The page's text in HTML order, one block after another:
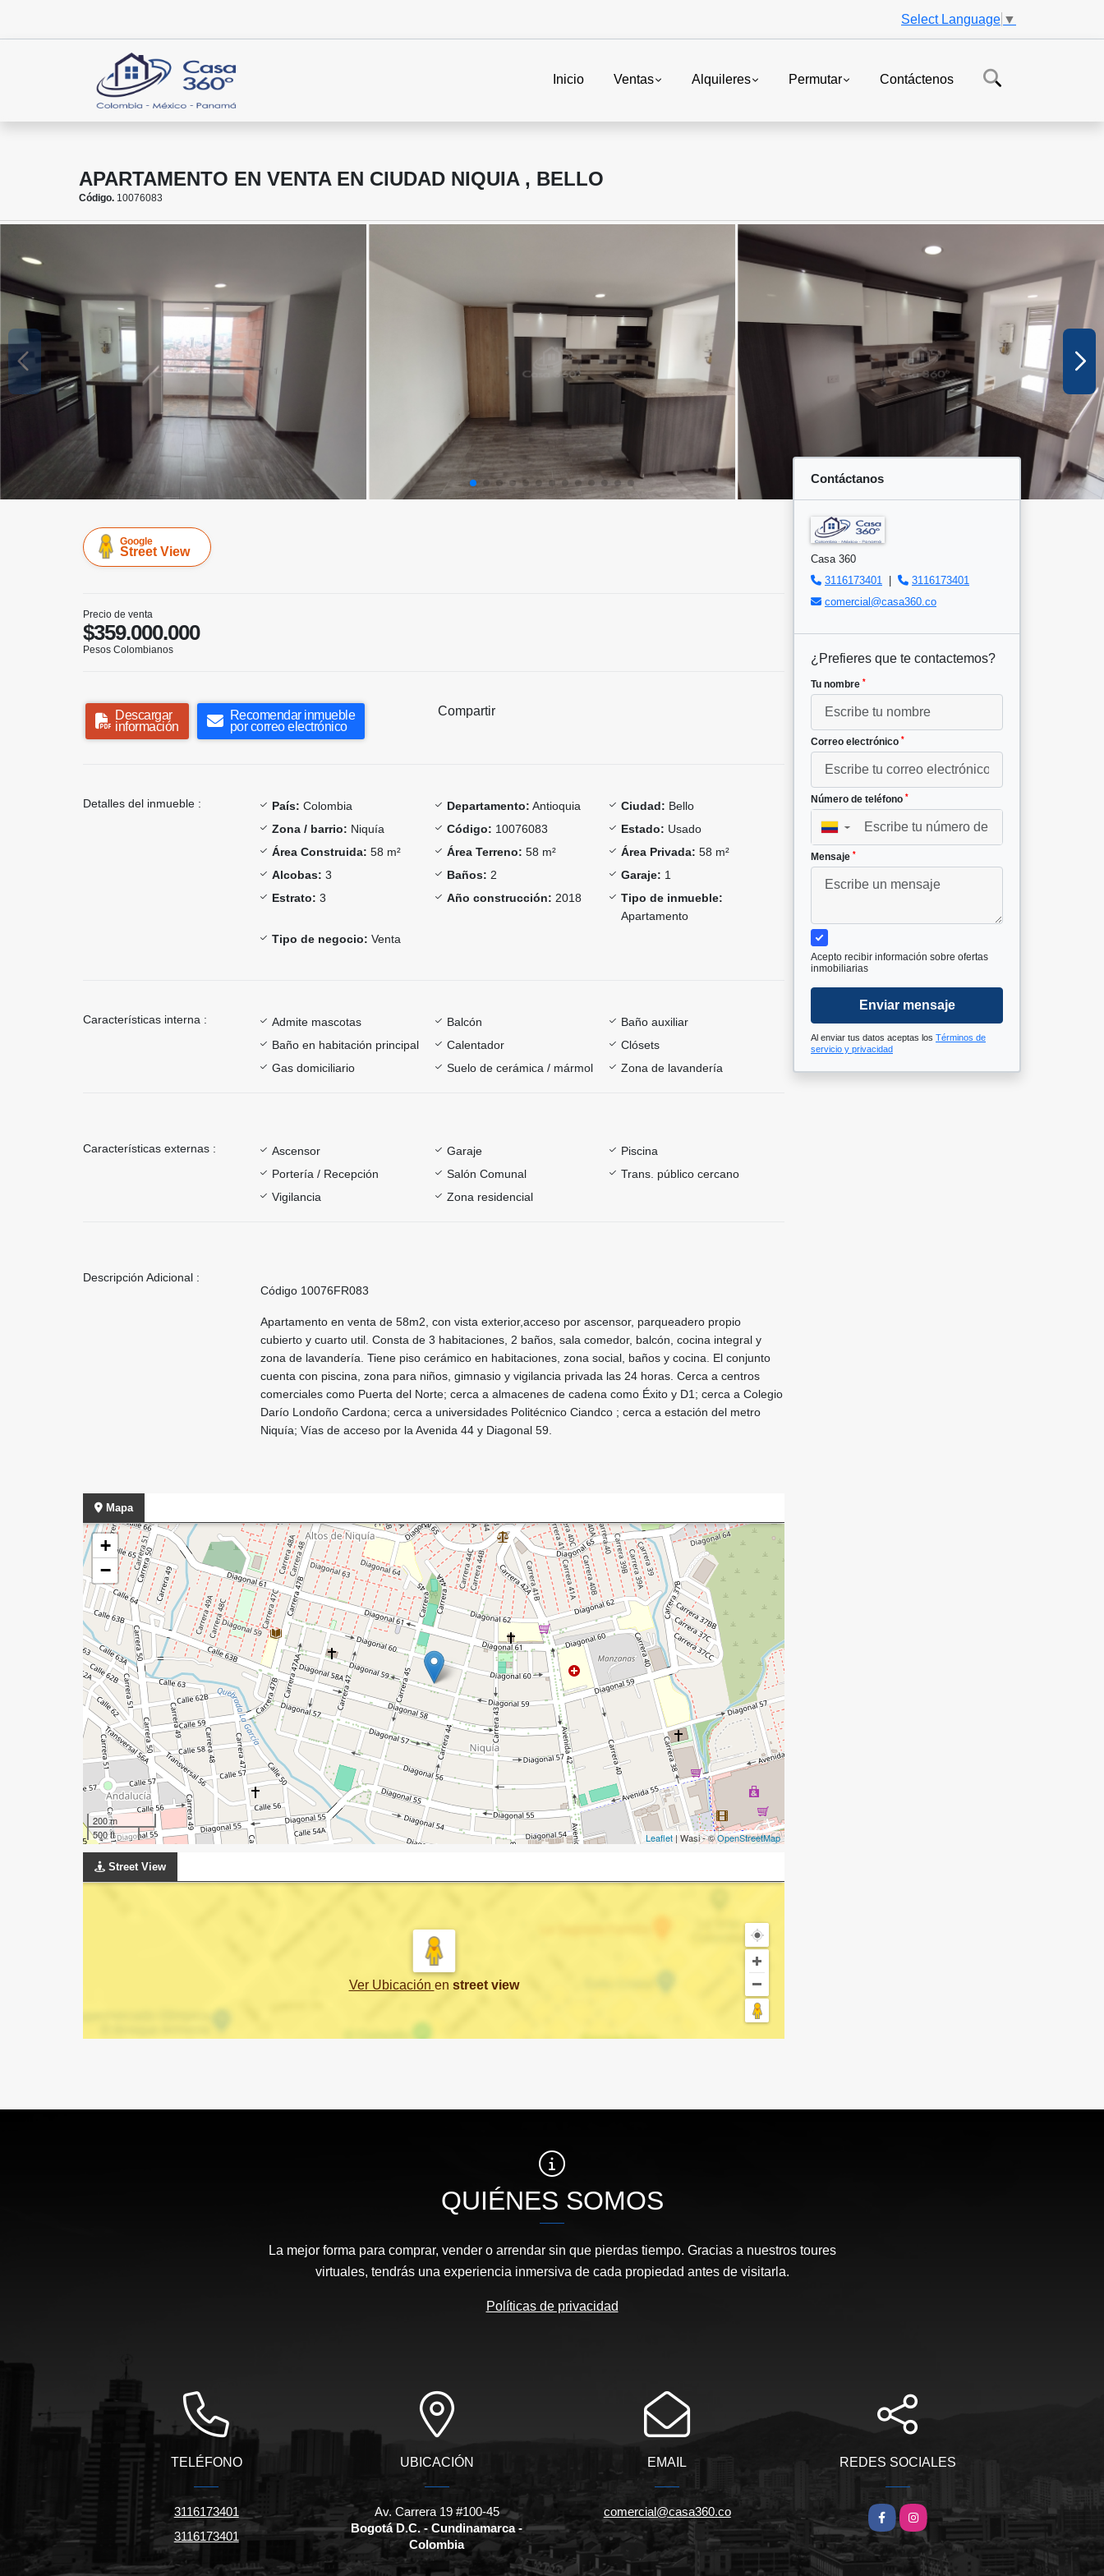
Select Language ▼
Inicio Ventas Alquileres Permutar Contáctenos
APARTAMENTO EN VENTA EN CIUDAD NIQUIA , BELLO
Código. 10076083
Google
Street View
Precio de venta
$359.000.000
Pesos Colombianos
Descargar
información
Recomendar inmueble
por correo electrónico
Compartir
Detalles del inmueble : País: Colombia Departamento: Antioquia Ciudad: Bello
Zona / barrio: Niquía Código: 10076083 Estado: Usado
Área Construida: 58 m² Área Terreno: 58 m² Área Privada: 58 m²
Alcobas: 3 Baños: 2 Garaje: 1
Estrato: 3 Año construcción: 2018
Tipo de inmueble:
Apartamento
Tipo de negocio: Venta
Características interna : Admite mascotas Balcón
Baño auxiliar
Baño en habitación principal
Calentador
Clósets
Gas domiciliario
Suelo de cerámica / mármol Zona de lavandería
Características externas : Ascensor Garaje
Piscina
Portería / Recepción
Salón Comunal
Trans. público cercano
Vigilancia
Zona residencial
Descripción Adicional :
Código 10076FR083
Apartamento en venta de 58m2, con vista exterior,acceso por ascensor, parqueadero propio
cubierto y cuarto util. Consta de 3 habitaciones, 2 baños, sala comedor, balcón, cocina integral y
zona de lavandería. Tiene piso cerámico en habitaciones, zona social, baños y cocina. El conjunto
cuenta con piscina, zona para niños, gimnasio y vigilancia privada las 24 horas. Cerca a centros
comerciales como Puerta del Norte; cerca a almacenes de cadena como Éxito y D1; cerca a Colegio
Darío Londoño Cardona; cerca a universidades Politécnico Ciandco ; cerca a estación del metro
Niquía; Vías de acceso por la Avenida 44 y Diagonal 59.
Mapa
+
−
200 m
500 ft
Leaflet | Wasi - ©OpenStreetMap
Street View
Ver Ubicación en street view
Contáctanos
Casa 360
3116173401
3116173401
comercial@casa360.co
¿Prefieres que te contactemos?
Tu nombre *
Correo electrónico *
Número de teléfono *
▼
Mensaje *
Acepto recibir información sobre ofertas
inmobiliarias
Enviar mensaje
Al enviar tus datos aceptas los Términos de
servicio y privacidad
QUIÉNES SOMOS
La mejor forma para comprar, vender o arrendar sin que pierdas tiempo. Gracias a nuestros toures
virtuales, tendrás una experiencia inmersiva de cada propiedad antes de visitarla.
Políticas de privacidad
TELÉFONO
3116173401
3116173401
UBICACIÓN
Av. Carrera 19 #100-45
Bogotá D.C. - Cundinamarca -
Colombia
EMAIL
comercial@casa360.co
REDES SOCIALES
FacebookInstagram